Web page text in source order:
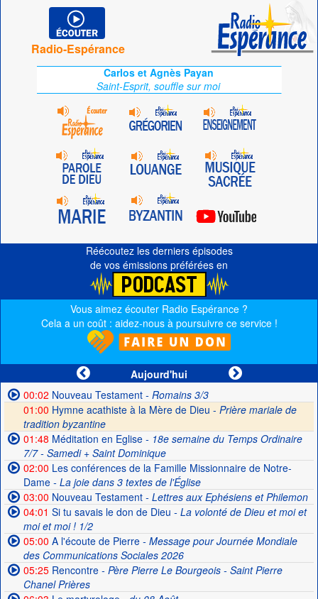
Radio-Espérance
Carlos et Agnès Payan
Saint-Esprit, souffle sur moi
Réécoutez les derniers épisodes
de vos émissions préférées en
Vous aimez écouter Radio Espérance ?
Cela a un coût : aidez-nous à poursuivre ce service !
Aujourd'hui
00:02 Nouveau Testament- Romains 3/3
01:00 Hymne acathiste à la Mère de Dieu - Prière mariale de
tradition byzantine
01:48 Méditation en Eglise- 18e semaine du Temps Ordinaire
7/7 - Samedi + Saint Dominique
02:00 Les conférences de la Famille Missionnaire de Notre-
Dame- La joie dans 3 textes de l'Église
03:00 Nouveau Testament- Lettres aux Ephésiens et Philemon
04:01 Si tu savais le don de Dieu - La volonté de Dieu et moi et
moi et moi ! 1/2
05:00 A l'écoute de Pierre- Message pour Journée Mondiale
des Communications Sociales 2026
05:25Rencontre- Père Pierre Le Bourgeois - Saint Pierre
Chanel Prières